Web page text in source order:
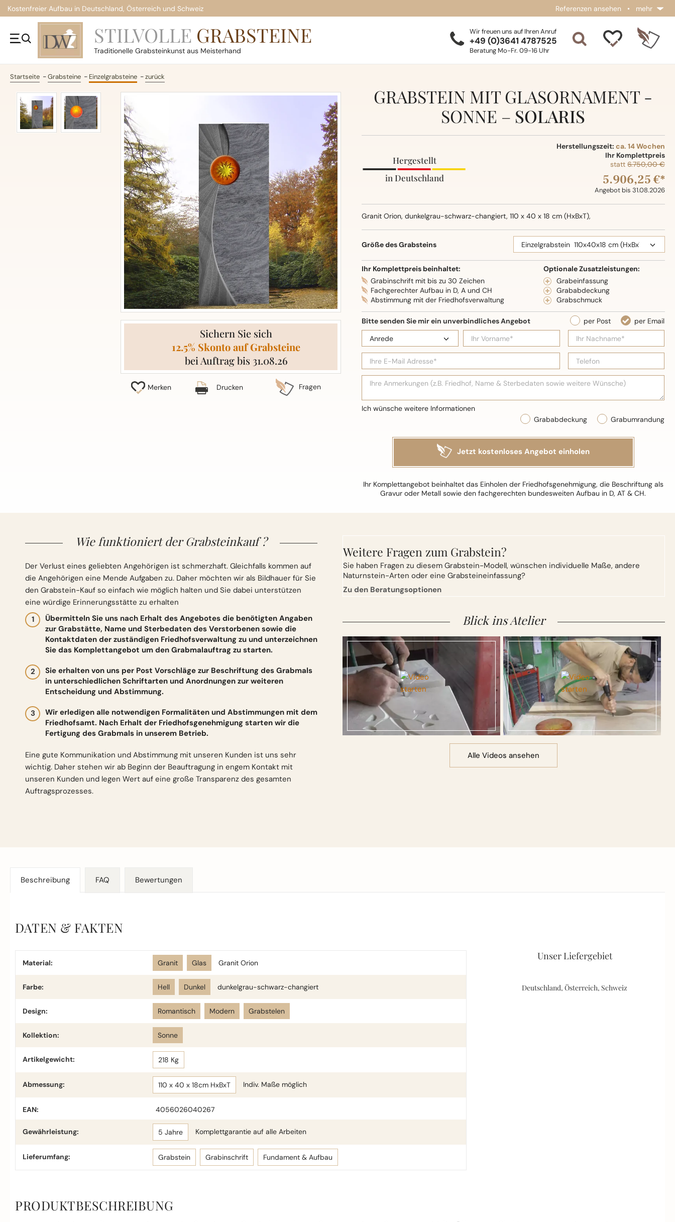
Kostenfreier Aufbau in Deutschland, Österreich und Schweiz Referenzen ansehen • mehr
STILVOLLE GRABSTEINE
Traditionelle Grabsteinkunst aus Meisterhand
Wir freuen uns auf Ihren Anruf
+49 (0)3641 4787525
Beratung Mo-Fr. 09-16 Uhr
Startseite Grabsteine Einzelgrabsteine zurück
Sichern Sie sich
12.5% Skonto auf Grabsteine
bei Auftrag bis 31.08.26
Merken Drucken Fragen
GRABSTEIN MIT GLASORNAMENT -
SONNE – SOLARIS
Hergestellt
in Deutschland
Herstellungszeit: ca. 14 Wochen
Ihr Komplettpreis
statt 6.750,00 €
5.906,25 €*
Angebot bis 31.08.2026
Granit Orion, dunkelgrau-schwarz-changiert, 110 x 40 x 18 cm (HxBxT),
Oberflächenbearbeitung: Seidenglanz
Größe des Grabsteins
Ihr Komplettpreis beinhaltet:
Grabinschrift mit bis zu 30 Zeichen
Fachgerechter Aufbau in D, A und CH
Abstimmung mit der Friedhofsverwaltung
Optionale Zusatzleistungen:
Grabeinfassung
Grababdeckung
Grabschmuck
Grabumrandung
Grababdeckung
Ihr Komplettangebot beinhaltet das Einholen der Friedhofsgenehmigung, die Beschriftung als
Gravur oder Metall sowie den fachgerechten bundesweiten Aufbau in D, AT & CH.
Wie funktioniert der Grabsteinkauf ?
Der Verlust eines geliebten Angehörigen ist schmerzhaft. Gleichfalls kommen auf
die Angehörigen eine Mende Aufgaben zu. Daher möchten wir als Bildhauer für Sie
den Grabstein-Kauf so einfach wie möglich halten und Sie dabei unterstützen
eine würdige Erinnerungsstätte zu erhalten
Übermitteln Sie uns nach Erhalt des Angebotes die benötigten Angaben
zur Grabstätte, Name und Sterbedaten des Verstorbenen sowie die
Kontaktdaten der zuständigen Friedhofsverwaltung zu und unterzeichnen
Sie das Komplettangebot um den Grabmalauftrag zu starten.
Sie erhalten von uns per Post Vorschläge zur Beschriftung des Grabmals
in unterschiedlichen Schriftarten und Anordnungen zur weiteren
Entscheidung und Abstimmung.
Wir erledigen alle notwendigen Formalitäten und Abstimmungen mit dem
Friedhofsamt. Nach Erhalt der Friedhofsgenehmigung starten wir die
Fertigung des Grabmals in unserem Betrieb.
Eine gute Kommunikation und Abstimmung mit unseren Kunden ist uns sehr
wichtig. Daher stehen wir ab Beginn der Beauftragung in engem Kontakt mit
unseren Kunden und legen Wert auf eine große Transparenz des gesamten
Auftragsprozesses.
Weitere Fragen zum Grabstein?
Sie haben Fragen zu diesem Grabstein-Modell, wünschen individuelle Maße, andere
Naturnstein-Arten oder eine Grabsteineinfassung?
Zu den Beratungsoptionen
Blick ins Atelier
Alle Videos ansehen
Beschreibung
DATEN & FAKTEN
Material: Granit Glas Granit Orion
Farbe: Hell Dunkel dunkelgrau-schwarz-changiert
Design: Romantisch Modern Grabstelen
Kollektion: Sonne
Artikelgewicht: 218 Kg
Abmessung: 110 x 40 x 18cm HxBxT Indiv. Maße möglich
EAN: 4056026040267
Gewährleistung: 5 Jahre Komplettgarantie auf alle Arbeiten
Lieferumfang: Grabstein Grabinschrift Fundament & Aufbau
Unser Liefergebiet
Deutschland, Österreich, Schweiz
PRODUKTBESCHREIBUNG
FAQ Bewertungen